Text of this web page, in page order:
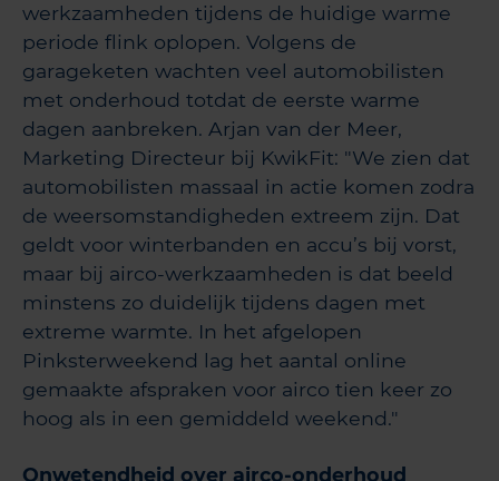
werkzaamheden tijdens de huidige warme
periode flink oplopen. Volgens de
garageketen wachten veel automobilisten
met onderhoud totdat de eerste warme
dagen aanbreken. Arjan van der Meer,
Marketing Directeur bij KwikFit: "We zien dat
automobilisten massaal in actie komen zodra
de weersomstandigheden extreem zijn. Dat
geldt voor winterbanden en accu’s bij vorst,
maar bij airco-werkzaamheden is dat beeld
minstens zo duidelijk tijdens dagen met
extreme warmte. In het afgelopen
Pinksterweekend lag het aantal online
gemaakte afspraken voor airco tien keer zo
hoog als in een gemiddeld weekend."
Onwetendheid over airco-onderhoud